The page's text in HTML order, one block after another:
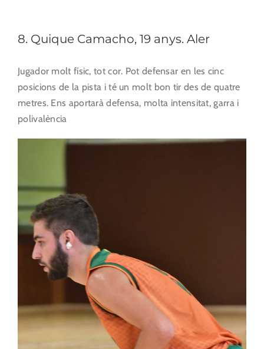
8. Quique Camacho, 19 anys. Aler
Jugador molt físic, tot cor. Pot defensar en les cinc
posicions de la pista i té un molt bon tir des de quatre
metres. Ens aportarà defensa, molta intensitat, garra i
polivalència